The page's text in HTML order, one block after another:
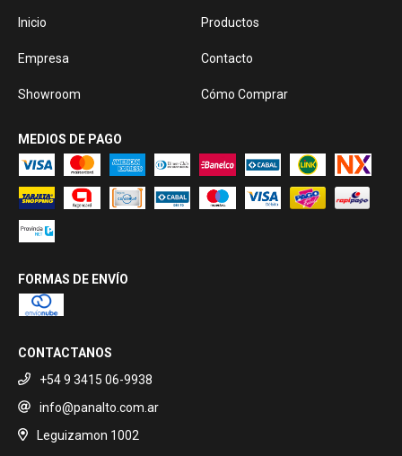
Inicio Productos
Empresa Contacto
Showroom Cómo Comprar
MEDIOS DE PAGO
FORMAS DE ENVÍO
CONTACTANOS
+54 9 3415 06-9938
info@panalto.com.ar
Leguizamon 1002